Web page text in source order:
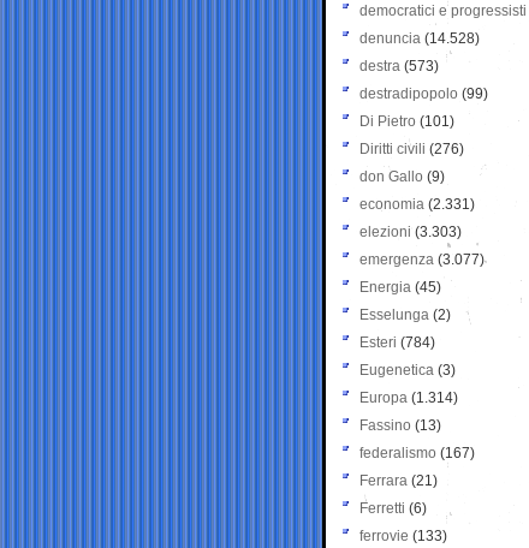
democratici e progressisti
denuncia (14.528)
destra (573)
destradipopolo (99)
Di Pietro (101)
Diritti civili (276)
don Gallo (9)
economia (2.331)
elezioni (3.303)
emergenza (3.077)
Energia (45)
Esselunga (2)
Esteri (784)
Eugenetica (3)
Europa (1.314)
Fassino (13)
federalismo (167)
Ferrara (21)
Ferretti (6)
ferrovie (133)